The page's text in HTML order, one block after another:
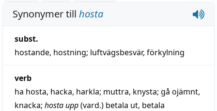
Synonymer till hosta
subst.
hostande, hostning; luftvägsbesvär, förkylning
verb
ha hosta, hacka, harkla; muttra, knysta; gå ojämnt,
knacka; hosta upp(vard.) betala ut, betala